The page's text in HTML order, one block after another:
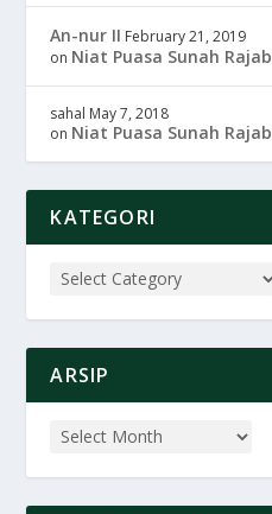
An-nur II February 21, 2019
on Niat Puasa Sunah Rajab
sahal May 7, 2018
on Niat Puasa Sunah Rajab
KATEGORI
ARSIP